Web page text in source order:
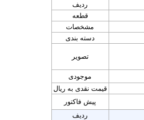
ردیف
قطعه
مشخصات
دسته بندی
تصویر
موجودی
قیمت نقدی به ریال
پیش فاکتور
ردیف